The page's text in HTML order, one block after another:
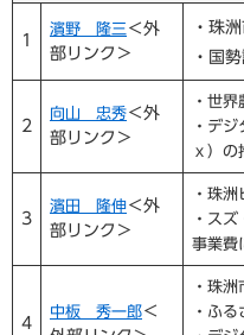
1
濱野 隆三 ＜外
部リンク＞
・珠
・国
2
向山 忠秀＜外
部リンク＞
・世
・デ
ｘ）の
3
濱田 隆伸＜外
部リンク＞
・珠
・ス
事業費
4
中板 秀一郎＜
・珠
・ふ